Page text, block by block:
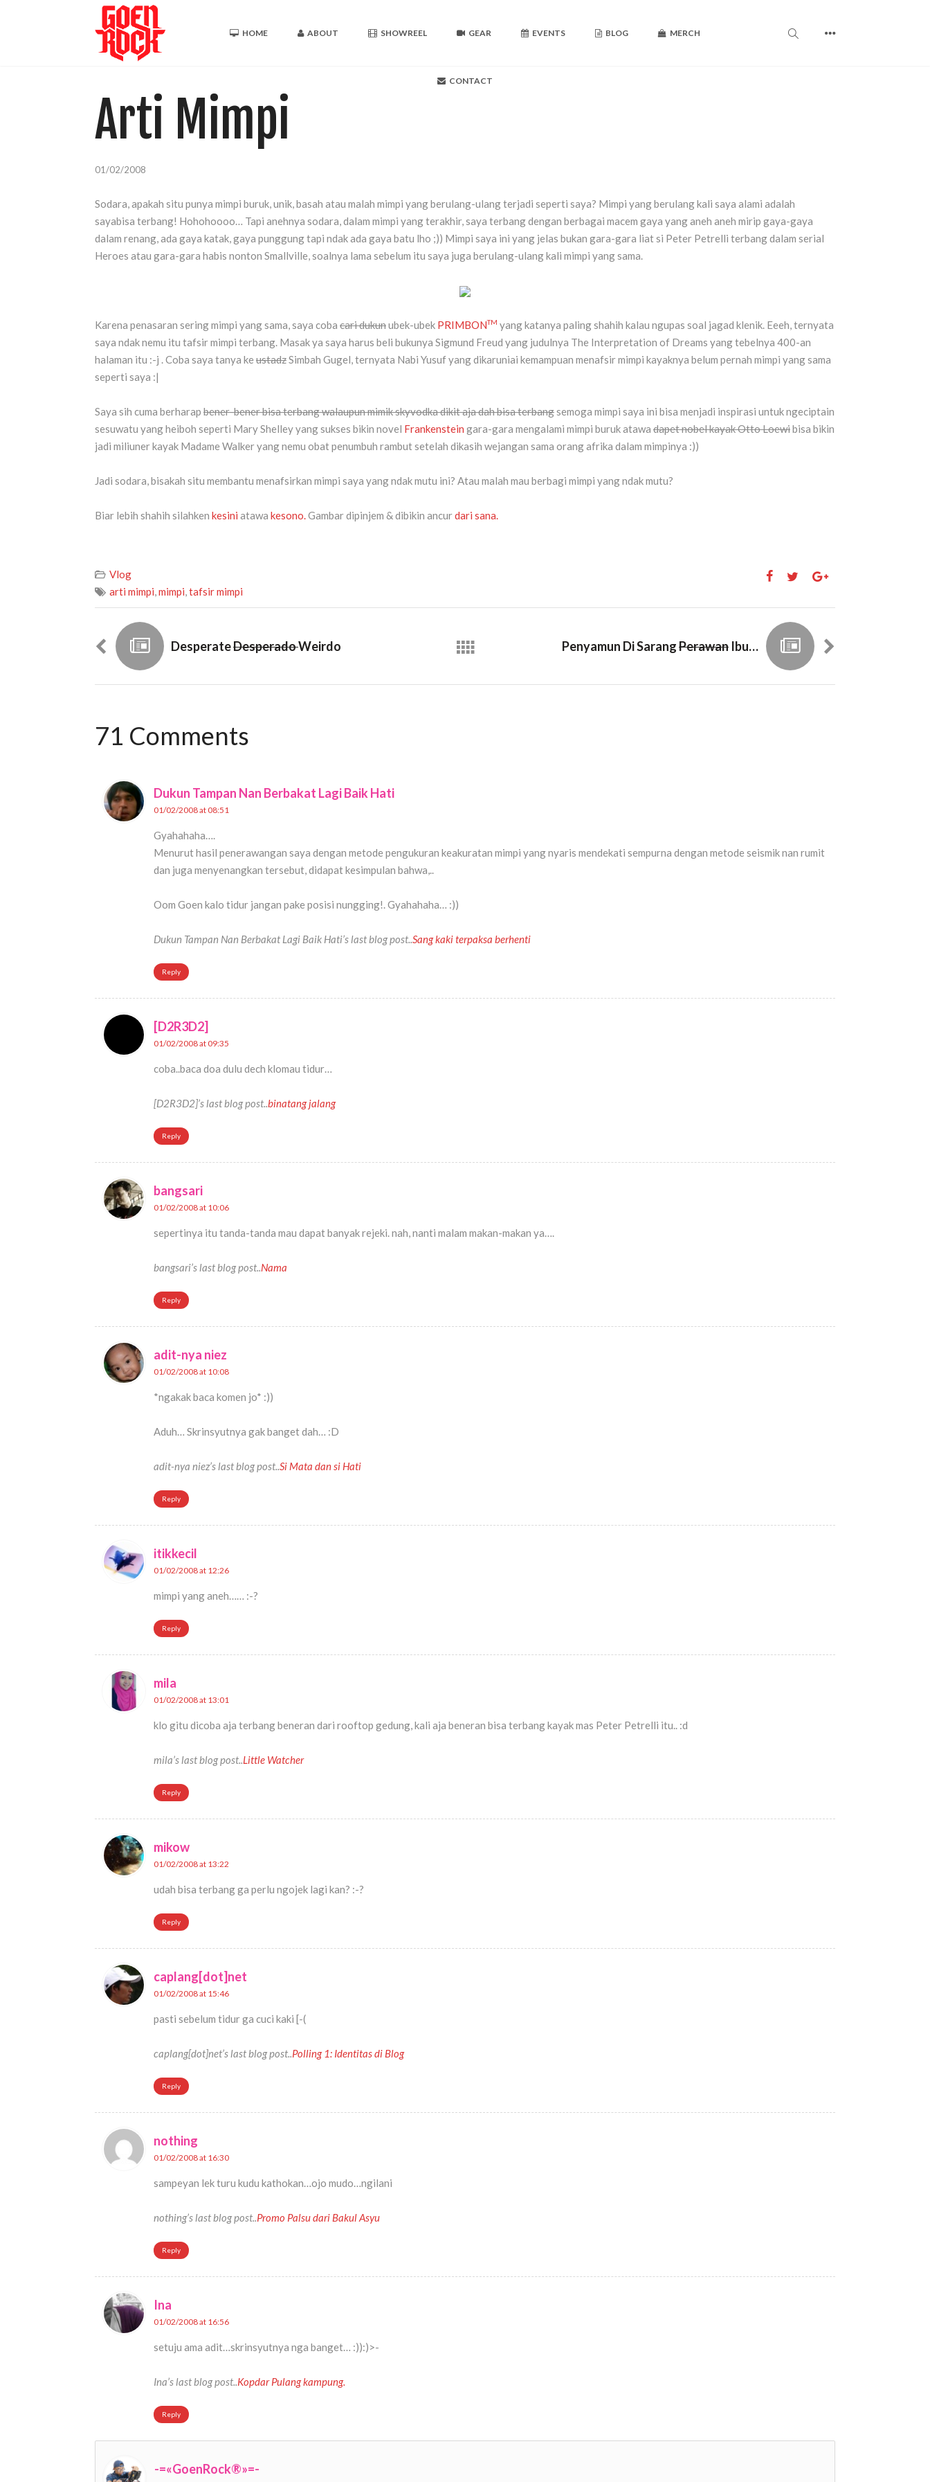
HOME ABOUT SHOWREEL GEAR EVENTS BLOG MERCH
CONTACT
Arti Mimpi
01/02/2008
Sodara, apakah situ punya mimpi buruk, unik, basah atau malah mimpi yang berulang-ulang terjadi seperti saya? Mimpi yang berulang kali saya alami adalah
sayabisa terbang! Hohohoooo… Tapi anehnya sodara, dalam mimpi yang terakhir, saya terbang dengan berbagai macem gaya yang aneh aneh mirip gaya-gaya
dalam renang, ada gaya katak, gaya punggung tapi ndak ada gaya batu lho ;)) Mimpi saya ini yang jelas bukan gara-gara liat si Peter Petrelli terbang dalam serial
Heroes atau gara-gara habis nonton Smallville, soalnya lama sebelum itu saya juga berulang-ulang kali mimpi yang sama.
Karena penasaran sering mimpi yang sama, saya coba cari dukunubek-ubek PRIMBONTM yang katanya paling shahih kalau ngupas soal jagad klenik. Eeeh, ternyata
saya ndak nemu itu tafsir mimpi terbang. Masak ya saya harus beli bukunya Sigmund Freud yang judulnya The Interpretation of Dreams yang tebelnya 400-an
halaman itu :-j . Coba saya tanya ke ustadzSimbah Gugel, ternyata Nabi Yusuf yang dikaruniai kemampuan menafsir mimpi kayaknya belum pernah mimpi yang sama
seperti saya :|
Saya sih cuma berharap bener-bener bisa terbang walaupun mimik skyvodka dikit aja dah bisa terbangsemoga mimpi saya ini bisa menjadi inspirasi untuk ngeciptain
sesuwatu yang heiboh seperti Mary Shelley yang sukses bikin novel Frankenstein gara-gara mengalami mimpi buruk atawa dapet nobel kayak Otto Loewibisa bikin
jadi miliuner kayak Madame Walker yang nemu obat penumbuh rambut setelah dikasih wejangan sama orang afrika dalam mimpinya :))
Jadi sodara, bisakah situ membantu menafsirkan mimpi saya yang ndak mutu ini? Atau malah mau berbagi mimpi yang ndak mutu?
Biar lebih shahih silahken kesini atawa kesono.Gambar dipinjem & dibikin ancurdari sana.
Vlog
arti mimpi,mimpi,tafsir mimpi
DesperateDesperadoWeirdo Penyamun Di SarangPerawan Ibu-Ibu Arisan
71 Comments
Dukun Tampan Nan Berbakat Lagi Baik Hati
01/02/2008 at 08:51
Gyahahaha….
Menurut hasil penerawangan saya dengan metode pengukuran keakuratan mimpi yang nyaris mendekati sempurna dengan metode seismik nan rumit
dan juga menyenangkan tersebut, didapat kesimpulan bahwa,..
Oom Goen kalo tidur jangan pake posisi nungging!. Gyahahaha… :))
Dukun Tampan Nan Berbakat Lagi Baik Hati’s last blog post..Sang kaki terpaksa berhenti
Reply
[D2R3D2]
01/02/2008 at 09:35
coba..baca doa dulu dech klomau tidur…
[D2R3D2]’s last blog post..binatang jalang
Reply
bangsari
01/02/2008 at 10:06
sepertinya itu tanda-tanda mau dapat banyak rejeki. nah, nanti malam makan-makan ya….
bangsari’s last blog post..Nama
Reply
adit-nya niez
01/02/2008 at 10:08
*ngakak baca komen jo* :))
Aduh… Skrinsyutnya gak banget dah… :D
adit-nya niez’s last blog post..Si Mata dan si Hati
Reply
itikkecil
01/02/2008 at 12:26
mimpi yang aneh…… :-?
Reply
mila
01/02/2008 at 13:01
klo gitu dicoba aja terbang beneran dari rooftop gedung, kali aja beneran bisa terbang kayak mas Peter Petrelli itu.. :d
mila’s last blog post..Little Watcher
Reply
mikow
01/02/2008 at 13:22
udah bisa terbang ga perlu ngojek lagi kan? :-?
Reply
caplang[dot]net
01/02/2008 at 15:46
pasti sebelum tidur ga cuci kaki [-(
caplang[dot]net’s last blog post..Polling 1: Identitas di Blog
Reply
nothing
01/02/2008 at 16:30
sampeyan lek turu kudu kathokan…ojo mudo…ngilani
nothing’s last blog post..Promo Palsu dari Bakul Asyu
Reply
Ina
01/02/2008 at 16:56
setuju ama adit…skrinsyutnya nga banget… :)):)>-
Ina’s last blog post..Kopdar Pulang kampung.
Reply
-=«GoenRock®»=-